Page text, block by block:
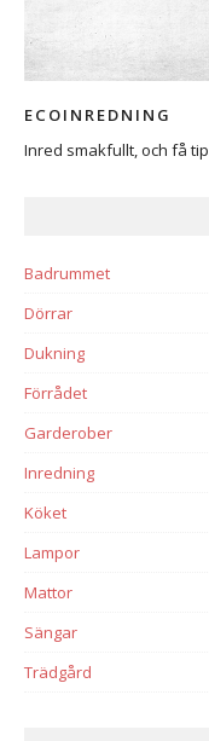
ECOINREDNING
Inred smakfullt, och få
Badrummet
Dörrar
Dukning
Förrådet
Garderober
Inredning
Köket
Lampor
Mattor
Sängar
Trädgård